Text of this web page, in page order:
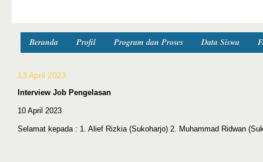
Beranda Profil Program dan Proses Data Siswa
13 April 2023
Interview Job Pengelasan
10 April 2023
Selamat kepada : 1. Alief Rizkia (Sukoharjo) 2. Muhammad Ridwan